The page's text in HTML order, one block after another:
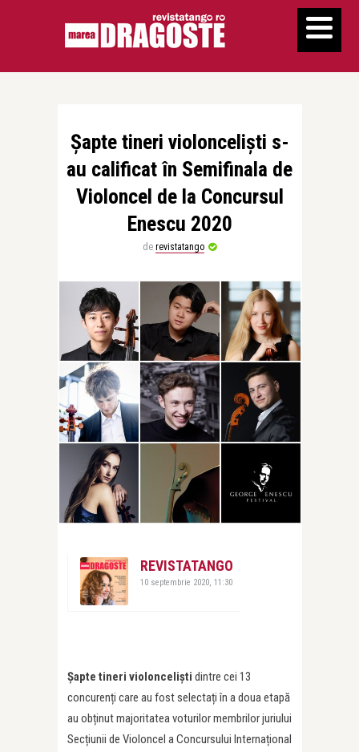
Șapte tineri violonceliști s-
au calificat în Semifinala de
Violoncel de la Concursul
Enescu 2020
de revistatango
REVISTATANGO
10 septembrie 2020, 11:30
Șapte tineri violonceliști dintre cei 13
concurenți care au fost selectați în a doua etapă
au obținut majoritatea voturilor membrilor juriului
Secțiunii de Violoncel a Concursului Internațional